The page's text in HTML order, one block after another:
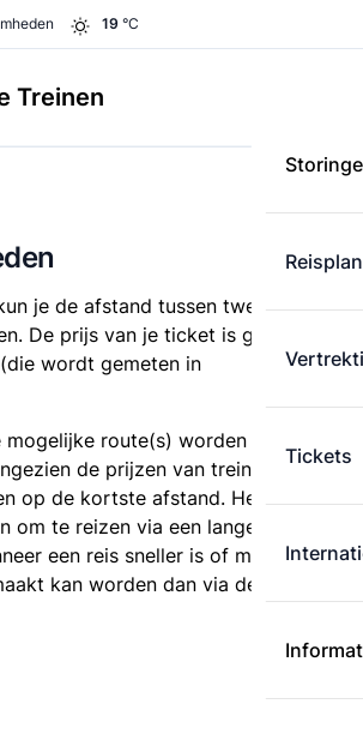
19 °C
Treinen
Tickets
je de afstand tussen twee
De prijs van je ticket is gebaseerd
wordt gemeten in
route(s) worden
de prijzen van treintickets
op de kortste afstand. Het is
om te reizen via een langere route,
een reis sneller is of met minder
kan worden dan via de kortste